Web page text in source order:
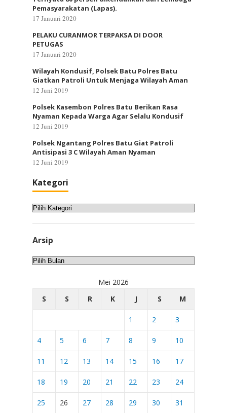
Pemasyarakatan (Lapas).
17 Januari 2020
PELAKU CURANMOR TERPAKSA DI DOOR
PETUGAS
17 Januari 2020
Wilayah Kondusif, Polsek Batu Polres Batu
Giatkan Patroli Untuk Menjaga Wilayah Aman
12 Juni 2019
Polsek Kasembon Polres Batu Berikan Rasa
Nyaman Kepada Warga Agar Selalu Kondusif
12 Juni 2019
Polsek Ngantang Polres Batu Giat Patroli
Antisipasi 3 C Wilayah Aman Nyaman
12 Juni 2019
Kategori
Kategori
Arsip
Arsip
Mei 2026
S
S R K J S M
1 2 3
4 5 6 7 8 9 10
11 12 13 14 15 16 17
18 19 20 21 22 23 24
25 26 27 28 29 30 31